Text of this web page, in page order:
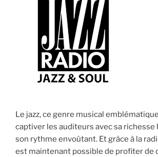
Le jazz, ce genre musical
captiver les auditeurs avec sa
son rythme envoûtant. Et grâce à la
est maintenant possible de profiter de